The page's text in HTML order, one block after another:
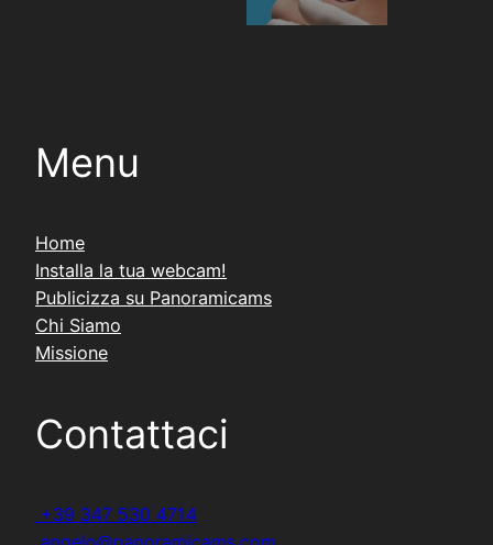
Menu
Home
Installa la tua webcam!
Publicizza su Panoramicams
Chi Siamo
Missione
Contattaci
+39 347 530 4714